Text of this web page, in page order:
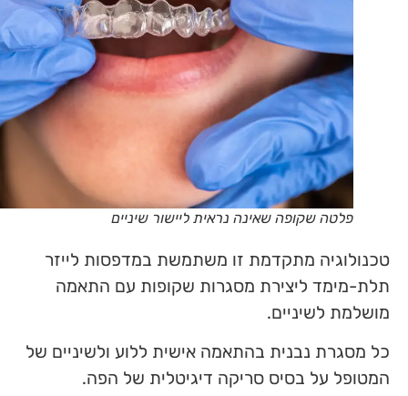
פלטה שקופה שאינה נראית ליישור שיניים
טכנולוגיה מתקדמת זו משתמשת במדפסות לייזר
תלת-מימד ליצירת מסגרות שקופות עם התאמה
מושלמת לשיניים.
כל מסגרת נבנית בהתאמה אישית ללוע ולשיניים של
המטופל על בסיס סריקה דיגיטלית של הפה.